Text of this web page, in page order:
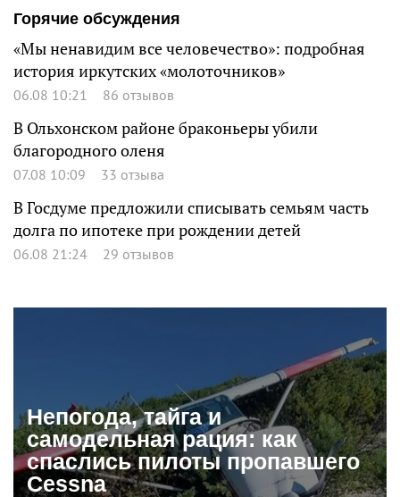
Горячие обсуждения
«Мы ненавидим все человечество»: подробная
история иркутских «молоточников»
06.08 10:21 86 отзывов
В Ольхонском районе браконьеры убили
благородного оленя
07.08 10:09 33 отзыва
В Госдуме предложили списывать семьям часть
долга по ипотеке при рождении детей
06.08 21:24 29 отзывов
Непогода, тайга и
самодельная рация: как
спаслись пилоты пропавшего
Cessna